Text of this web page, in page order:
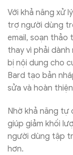
Với khả năng xử
trợ người dùng
email, soạn thảo
thay vì phải
bị nội dung cho
Bard tạo bản
sửa và hoàn
Nhờ khả năng tự
giúp giảm khối
người dùng tập
hơn.